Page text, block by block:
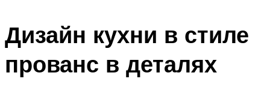
Дизайн кухни в стиле
прованс в деталях